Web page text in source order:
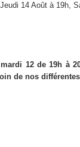
14 Août à 19h,
12 de 19h à
de nos